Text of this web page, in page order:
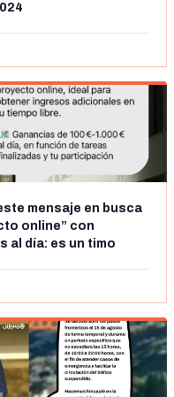
mensaje en busca
online” con
al día: es un timo